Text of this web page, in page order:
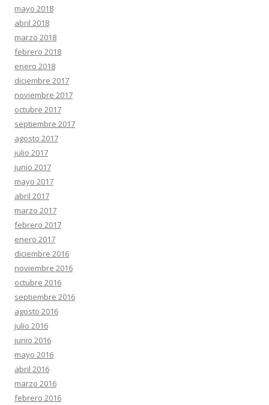
mayo 2018
abril 2018
marzo 2018
febrero 2018
enero 2018
diciembre 2017
noviembre 2017
octubre 2017
septiembre 2017
agosto 2017
julio 2017
junio 2017
mayo 2017
abril 2017
marzo 2017
febrero 2017
enero 2017
diciembre 2016
noviembre 2016
octubre 2016
septiembre 2016
agosto 2016
julio 2016
junio 2016
mayo 2016
abril 2016
marzo 2016
febrero 2016